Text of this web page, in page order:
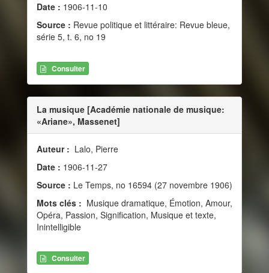
Date : 1906-11-10
Source : Revue politique et littéraire: Revue bleue,
série 5, t. 6, no 19
Consulter
La musique [Académie nationale de musique:
«Ariane», Massenet]
Auteur : Lalo, Pierre
Date : 1906-11-27
Source : Le Temps, no 16594 (27 novembre 1906)
Mots clés : Musique dramatique, Émotion, Amour,
Opéra, Passion, Signification, Musique et texte,
Inintelligible
Consulter